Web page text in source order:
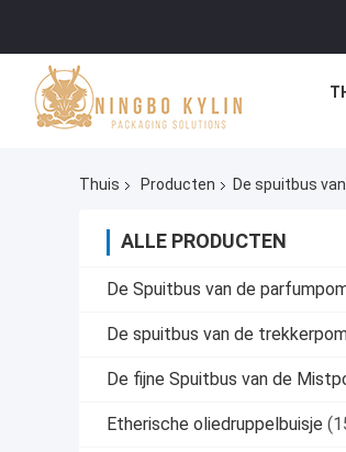
Thuis Producten De spuitbus
ALLE PRODUCTEN
De Spuitbus van de
De spuitbus van de
De fijne Spuitbus van de
Etherische oliedruppelbuisje